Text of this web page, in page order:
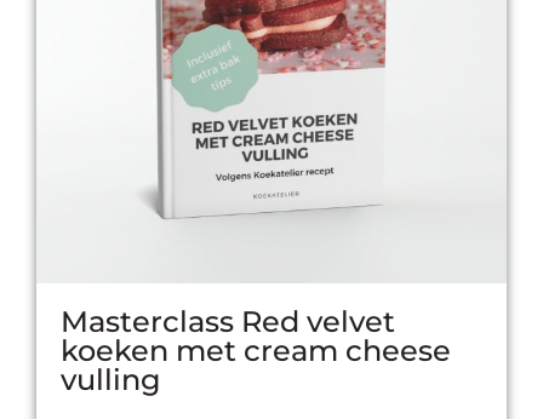
Masterclass Red velvet
koeken met cream cheese
vulling